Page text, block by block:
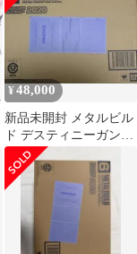
¥48,000
新品未開封 メタルビル
ド デスティニーガンダ
ム SOUL RED Ver.